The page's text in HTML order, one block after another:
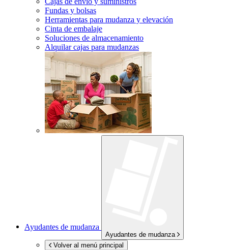
Fundas y bolsas
Herramientas para mudanza y elevación
Cinta de embalaje
Soluciones de almacenamiento
Alquilar cajas para mudanzas
Ayudantes de mudanza
Ayudantes de mudanza
Volver al menú principal